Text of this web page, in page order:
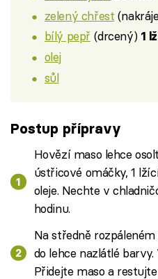
zelený chřest
bílý pepř (drcený) 1
olej
sůl
Postup přípravy
Hovězí maso lehce
ústřicové omáčky, 1
oleje. Nechte v
hodinu.
Na středně
do lehce nazlátlé
Přidejte maso a